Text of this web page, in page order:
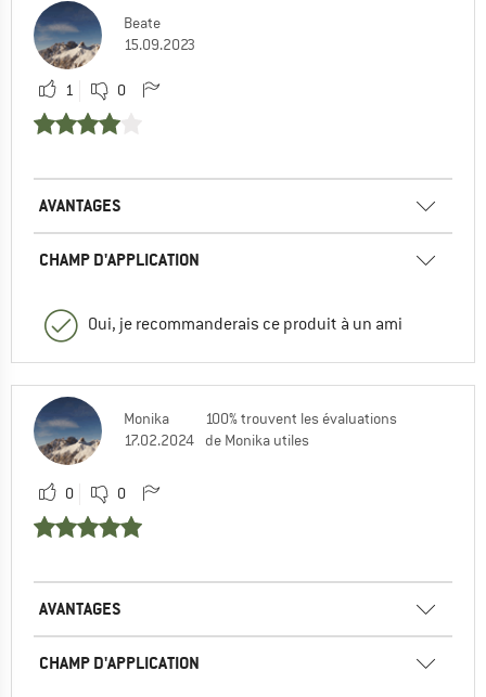
Beate
15.09.2023
1 0
AVANTAGES
CHAMP D'APPLICATION
Oui, je recommanderais ce produit à un ami
Monika
17.02.2024
100% trouvent les évaluations
de Monika utiles
0 0
AVANTAGES
CHAMP D'APPLICATION